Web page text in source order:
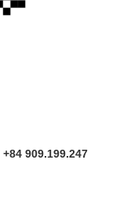
+84 909.199.247